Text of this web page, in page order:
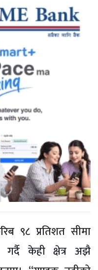
९८ प्रतिशत सीमा
केही क्षेत्र अझै